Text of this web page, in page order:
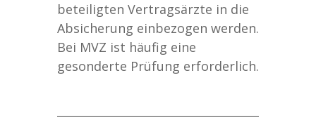
beteiligten Vertragsärzte in die
Absicherung einbezogen werden.
Bei MVZ ist häufig eine
gesonderte Prüfung erforderlich.